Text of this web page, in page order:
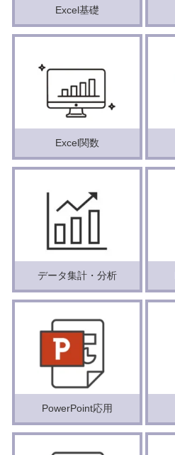
Excel基礎
Excel関数
データ集計・分析
PowerPoint応用